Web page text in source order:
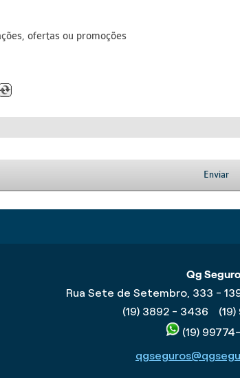
ofertas ou promoções
Enviar
Qg
Rua Sete de Setembro, 333 -
(19) 3892 - 3436
(19)